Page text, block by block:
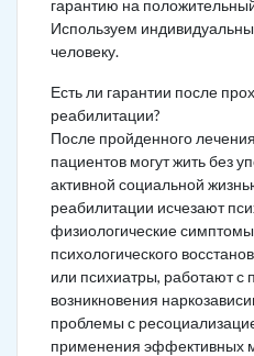
гарантию на
Используем
человеку.
Есть ли гарантии после
реабилитации?
После пройденного
пациентов могут жить без
активной социальной
реабилитации исчезают
физиологические
психологического
или психиатры, работают с
возникновения
проблемы с
применения эффективных